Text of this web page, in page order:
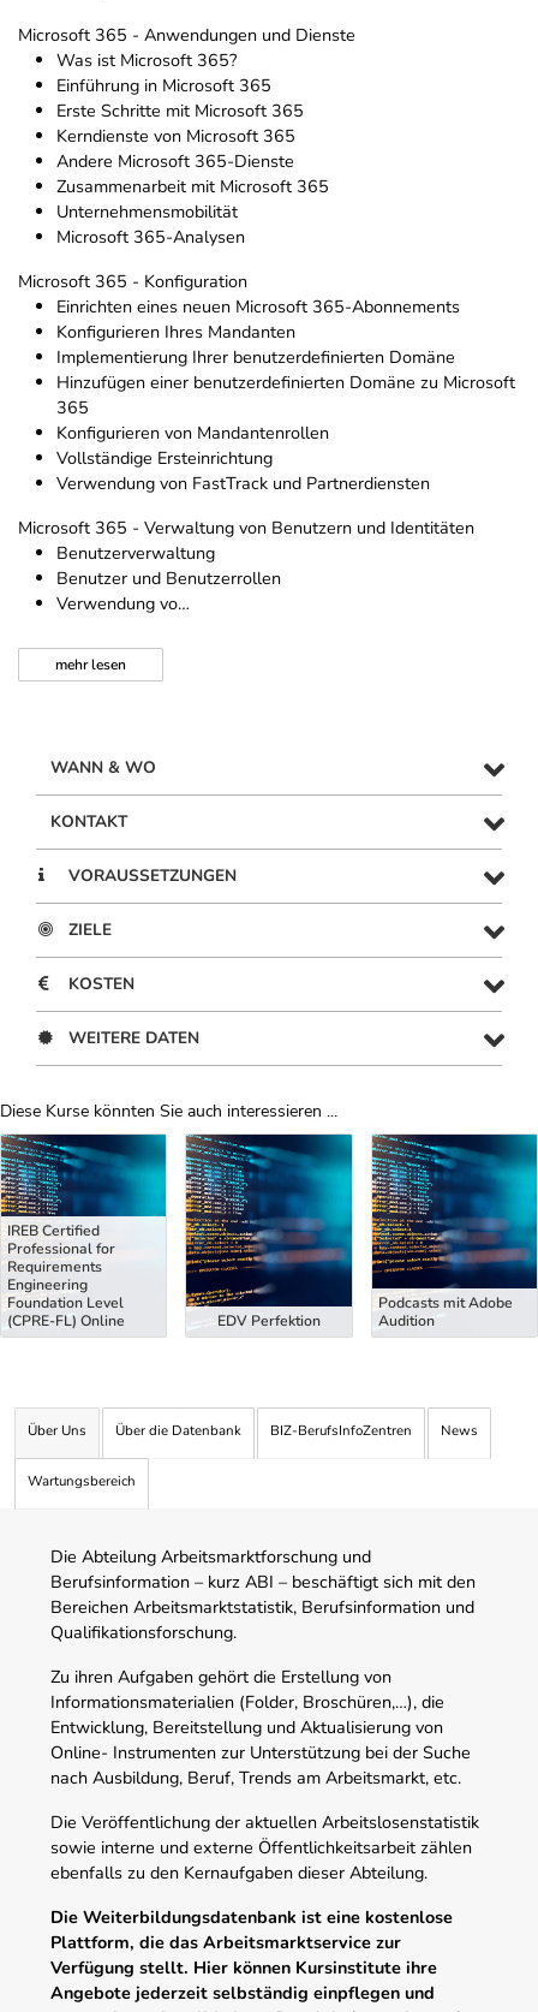
Microsoft 365 - Anwendungen und Dienste
Was ist Microsoft 365?
Einführung in Microsoft 365
Erste Schritte mit Microsoft 365
Kerndienste von Microsoft 365
Andere Microsoft 365-Dienste
Zusammenarbeit mit Microsoft 365
Unternehmensmobilität
Microsoft 365-Analysen
Microsoft 365 - Konfiguration
Einrichten eines neuen Microsoft 365-Abonnements
Konfigurieren Ihres Mandanten
Implementierung Ihrer benutzerdefinierten Domäne
Hinzufügen einer benutzerdefinierten Domäne zu Microsoft
365
Konfigurieren von Mandantenrollen
Vollständige Ersteinrichtung
Verwendung von FastTrack und Partnerdiensten
Microsoft 365 - Verwaltung von Benutzern und Identitäten
Benutzerverwaltung
Benutzer und Benutzerrollen
Verwendung vo…
mehrlesen
WANN & WO
KONTAKT
VORAUSSETZUNGEN
ZIELE
KOSTEN
WEITERE DATEN
Diese Kurse könnten Sie auch interessieren ...
Uber Weiterbildungsvorschläge
IREB Certified
Professional for
Requirements
Engineering
Foundation Level
(CPRE-FL) Online
EDV Perfektion
Podcasts mit Adobe
Audition
Über Uns Über die Datenbank BIZ-BerufsInfoZentren News
Wartungsbereich
Die Abteilung Arbeitsmarktforschung und
Berufsinformation – kurz ABI – beschäftigt sich mit den
Bereichen Arbeitsmarktstatistik, Berufsinformation und
Qualifikationsforschung.
Zu ihren Aufgaben gehört die Erstellung von
Informationsmaterialien (Folder, Broschüren,…), die
Entwicklung, Bereitstellung und Aktualisierung von
Online- Instrumenten zur Unterstützung bei der Suche
nach Ausbildung, Beruf, Trends am Arbeitsmarkt, etc.
Die Veröffentlichung der aktuellen Arbeitslosenstatistik
sowie interne und externe Öffentlichkeitsarbeit zählen
ebenfalls zu den Kernaufgaben dieser Abteilung.
Die Weiterbildungsdatenbank ist eine kostenlose
Plattform, die das Arbeitsmarktservice zur
Verfügung stellt. Hier können Kursinstitute ihre
Angebote jederzeit selbständig einpflegen und